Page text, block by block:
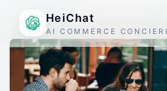
HeiChat
AI COMMERCE